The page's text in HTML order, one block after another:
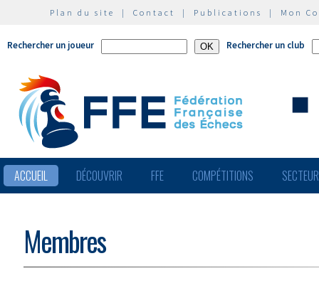
Plan du site | Contact | Publications | Mon
Rechercher un joueur Rechercher un club
ACCUEIL DÉCOUVRIR FFE COMPÉTITIONS
Membres